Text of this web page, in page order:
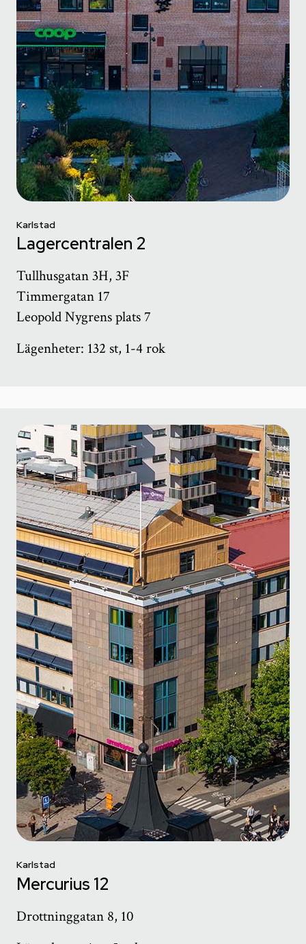
Karlstad
Lagercentralen 2
Tullhusgatan 3H, 3F
Timmergatan 17
Leopold Nygrens plats 7
Lägenheter: 132 st, 1-4 rok
Karlstad
Mercurius 12
Drottninggatan 8, 10